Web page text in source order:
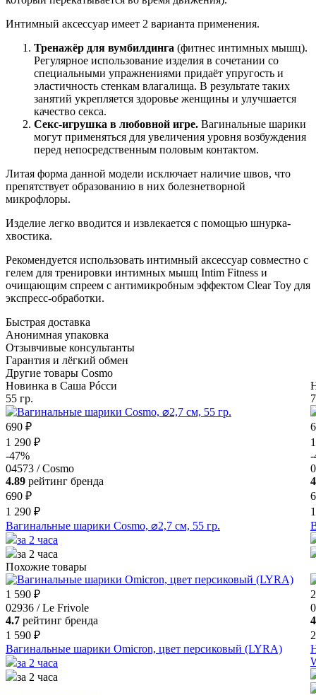
Интимный аксессуар имеет 2 варианта применения.
Тренажёр для вумбилдинга (фитнес интимных мышц).
Регулярное использование изделия в сочетании со
специальными упражнениями придаёт упругость и
эластичность стенкам влагалища. В результате таких
занятий укрепляется здоровье женщины и улучшается
качество секса.
Секс-игрушка в любовной игре. Вагинальные шарики
могут применяться для увеличения уровня возбуждения
перед непосредственным половым контактом.
Литая форма данной модели исключает наличие швов, что
препятствует образованию в них болезнетворной
микрофлоры.
Изделие легко вводится и извлекается с помощью шнурка-
хвостика.
Рекомендуется использовать интимный аксессуар совместно с
гелем для тренировки интимных мышц Intim Fitness и
очищающим спреем с антимикробным эффектом Clear Toy для
экспресс-обработки.
Быстрая доставка
Анонимная упаковка
Отзывчивые консультанты
Гарантия и лёгкий обмен
Другие товары Cosmo
Новинка в Саша Рóсси
55 гр.
690 ₽
1 290 ₽
-47%
04573 / Cosmo
4.89 рейтинг бренда
690 ₽
1 290 ₽
Вагинальные шарики Cosmo, ⌀2,7 см, 55 гр.
за 2 часа
за 2 часа
-
Похожие товары
1 590 ₽
02936 / Le Frivole
4.7 рейтинг бренда
1 590 ₽
Вагинальные шарики Omicron, цвет персиковый (LYRA)
за 2 часа
за 2 часа